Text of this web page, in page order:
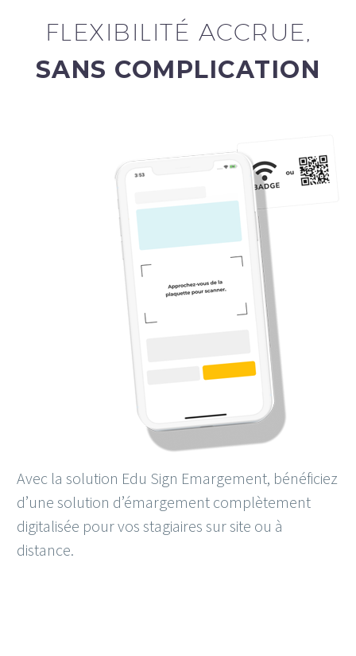
FLEXIBILITÉ ACCRUE,
SANS COMPLICATION
Avec la solution Edu Sign Emargement, bénéficiez
d’une solution d’émargement complètement
digitalisée pour vos stagiaires sur site ou à
distance.